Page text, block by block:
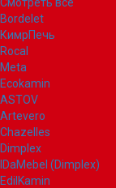
Bordelet
КимрПечь
Rocal
Meta
Ecokamin
ASTOV
Artevero
Chazelles
Dimplex
IDaMebel (Dimplex)
EdilKamin